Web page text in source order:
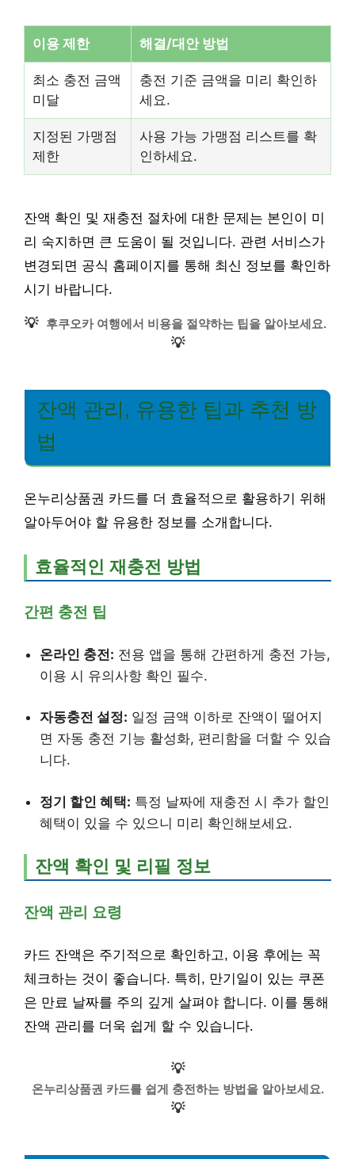
이용 제한 해결/대안 방법
최소 충전 금액
미달
충전 기준 금액을 미리 확인하
세요.
지정된 가맹점
제한
사용 가능 가맹점 리스트를 확
인하세요.
잔액 확인 및 재충전 절차에 대한 문제는 본인이 미
리 숙지하면 큰 도움이 될 것입니다. 관련 서비스가
변경되면 공식 홈페이지를 통해 최신 정보를 확인하
시기 바랍니다.
💡 후쿠오카 여행에서 비용을 절약하는 팁을 알아보세요.
💡
잔액 관리, 유용한 팁과 추천 방
법
온누리상품권 카드를 더 효율적으로 활용하기 위해
알아두어야 할 유용한 정보를 소개합니다.
효율적인 재충전 방법
간편 충전 팁
온라인 충전: 전용 앱을 통해 간편하게 충전 가능,
이용 시 유의사항 확인 필수.
자동충전 설정: 일정 금액 이하로 잔액이 떨어지
면 자동 충전 기능 활성화, 편리함을 더할 수 있습
니다.
정기 할인 혜택: 특정 날짜에 재충전 시 추가 할인
혜택이 있을 수 있으니 미리 확인해보세요.
잔액 확인 및 리필 정보
잔액 관리 요령
카드 잔액은 주기적으로 확인하고, 이용 후에는 꼭
체크하는 것이 좋습니다. 특히, 만기일이 있는 쿠폰
은 만료 날짜를 주의 깊게 살펴야 합니다. 이를 통해
잔액 관리를 더욱 쉽게 할 수 있습니다.
💡
온누리상품권 카드를 쉽게 충전하는 방법을 알아보세요.
💡